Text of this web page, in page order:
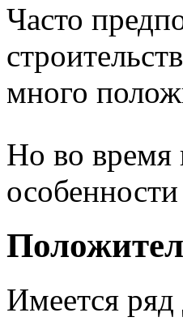
Часто
много
Но во время
Имеется ряд